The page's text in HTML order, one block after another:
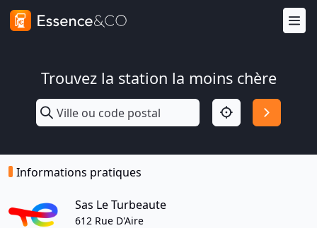
Trouvez la station la moins chère
Informations pratiques
Sas Le Turbeaute
612 Rue D'Aire